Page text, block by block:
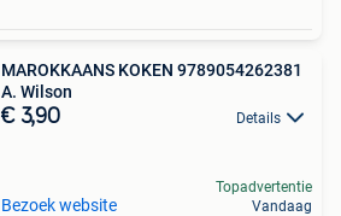
MAROKKAANS KOKEN 9789054262381
A. Wilson
€ 3,90 Details
Bezoek website
Topadvertentie
Vandaag